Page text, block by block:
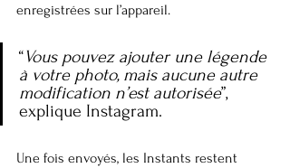
enregistrées sur l’appareil.
“Vous pouvez ajouter une légende
à votre photo, mais aucune autre
modification n’est autorisée”,
explique Instagram.
Une fois envoyés, les Instants restent